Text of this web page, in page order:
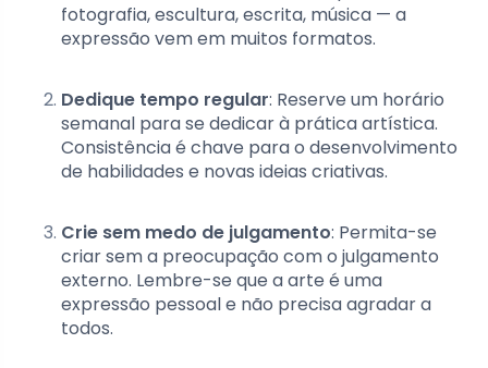
fotografia, escultura, escrita, música — a
expressão vem em muitos formatos.
Dedique tempo regular: Reserve um horário
semanal para se dedicar à prática artística.
Consistência é chave para o desenvolvimento
de habilidades e novas ideias criativas.
Crie sem medo de julgamento: Permita-se
criar sem a preocupação com o julgamento
externo. Lembre-se que a arte é uma
expressão pessoal e não precisa agradar a
todos.